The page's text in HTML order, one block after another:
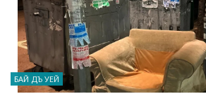
БАЙ ДЪ УЕЙ